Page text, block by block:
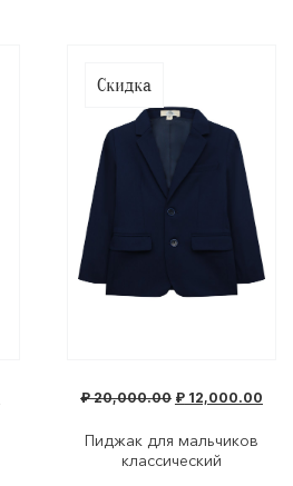
Скидка
Пиджак для мальчиков
классический
₽20,000.00 ₽12,000.00